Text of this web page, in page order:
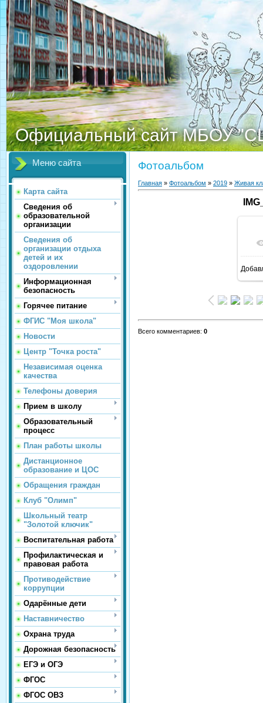
Официальный сайт МБОУ
Меню сайта
Карта сайта
Сведения об
образовательной
организации
Сведения об
организации отдыха
детей и их
оздоровлении
Информационная
безопасность
Горячее питание
ФГИС "Моя школа"
Новости
Центр "Точка роста"
Независимая оценка
качества
Телефоны доверия
Прием в школу
Образовательный
процесс
План работы школы
Дистанционное
образование и ЦОС
Обращения граждан
Клуб "Олимп"
Школьный театр
"Золотой ключик"
Воспитательная работа
Профилактическая и
правовая работа
Противодействие
коррупции
Одарённые дети
Наставничество
Охрана труда
Дорожная безопасность
ЕГЭ и ОГЭ
ФГОС
ФГОС ОВЗ
Фотоальбом
Главная » Фотоальбом » 2019 » Живая
Всего комментариев: 0